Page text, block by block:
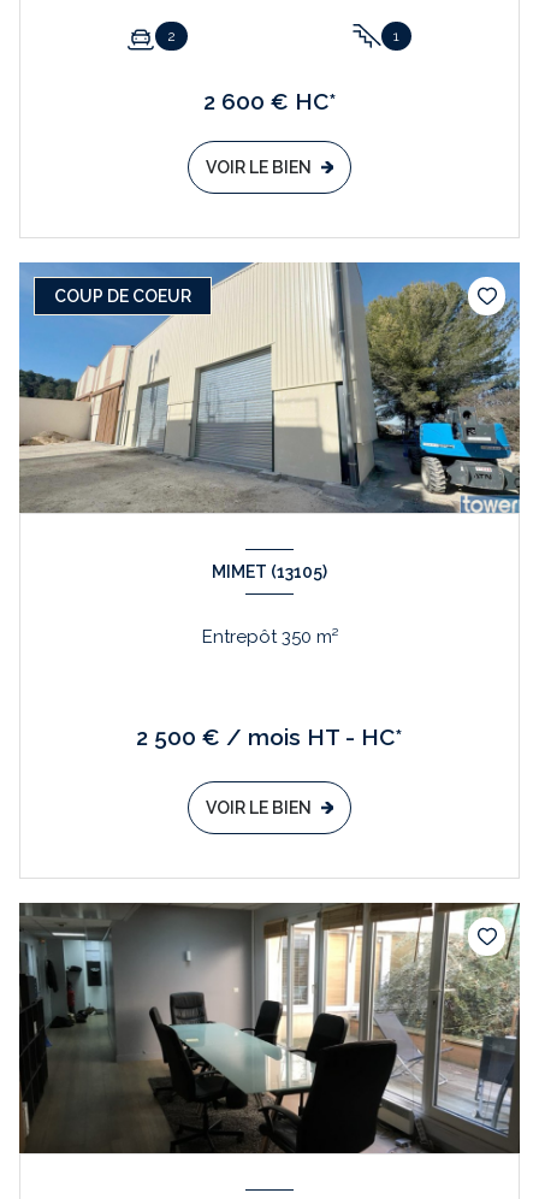
2 1
2 600 € HC*
VOIR LE BIEN
COUP DE COEUR
MIMET (13105)
Entrepôt 350 m²
2 500 € / mois HT - HC*
VOIR LE BIEN